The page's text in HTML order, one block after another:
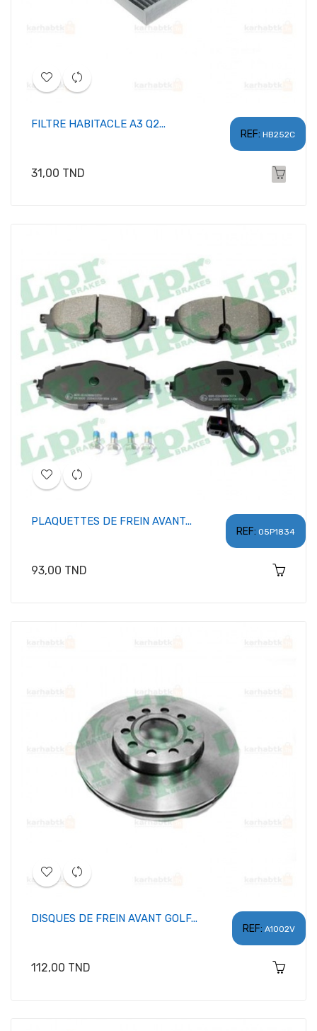
REF: HB252C
FILTRE HABITACLE A3 Q2...
Prix
31,00 TND
REF: 05P1834
PLAQUETTES DE FREIN AVANT...
Prix
93,00 TND
REF: A1002V
DISQUES DE FREIN AVANT GOLF...
Prix
112,00 TND